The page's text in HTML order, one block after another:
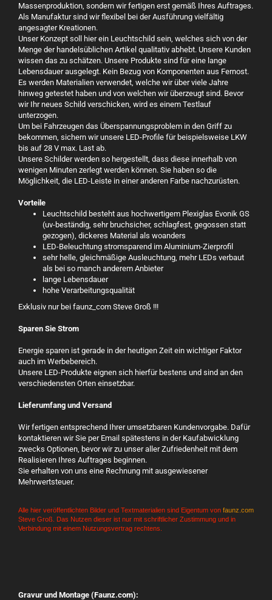
Massenproduktion, sondern wir fertigen erst gemäß Ihres Auftrages.
Als Manufaktur sind wir flexibel bei der Ausführung vielfältig
angesagter Kreationen.
Unser Konzept soll hier ein Leuchtschild sein, welches sich von der
Menge der handelsüblichen Artikel qualitativ abhebt. Unsere Kunden
wissen das zu schätzen. Unsere Produkte sind für eine lange
Lebensdauer ausgelegt. Kein Bezug von Komponenten aus Fernost.
Es werden Materialien verwendet, welche wir über viele Jahre
hinweg getestet haben und von welchen wir überzeugt sind. Bevor
wir Ihr neues Schild verschicken, wird es einem Testlauf
unterzogen.
Um bei Fahrzeugen das Überspannungsproblem in den Griff zu
bekommen, sichern wir unsere LED-Profile für beispielsweise LKW
bis auf 28 V max. Last ab.
Unsere Schilder werden so hergestellt, dass diese innerhalb von
wenigen Minuten zerlegt werden können. Sie haben so die
Möglichkeit, die LED-Leiste in einer anderen Farbe nachzurüsten.
Vorteile
Leuchtschild besteht aus hochwertigem Plexiglas Evonik GS
(uv-beständig, sehr bruchsicher, schlagfest, gegossen statt
gezogen), dickeres Material als woanders
LED-Beleuchtung stromsparend im Aluminium-Zierprofil
sehr helle, gleichmäßige Ausleuchtung, mehr LEDs verbaut
als bei so manch anderem Anbieter
lange Lebensdauer
hohe Verarbeitungsqualität
Exklusiv nur bei faunz_com Steve Groß !!!
Sparen Sie Strom
Energie sparen ist gerade in der heutigen Zeit ein wichtiger Faktor
auch im Werbebereich.
Unsere LED-Produkte eignen sich hierfür bestens und sind an den
verschiedensten Orten einsetzbar.
Lieferumfang und Versand
Wir fertigen entsprechend Ihrer umsetzbaren Kundenvorgabe. Dafür
kontaktieren wir Sie per Email spätestens in der Kaufabwicklung
zwecks Optionen, bevor wir zu unser aller Zufriedenheit mit dem
Realisieren Ihres Auftrages beginnen.
Sie erhalten von uns eine Rechnung mit ausgewiesener
Mehrwertsteuer.
Alle hier veröffentlichten Bilder und Textmaterialien sind Eigentum von faunz.com
Steve Groß. Das Nutzen dieser ist nur mit schriftlicher Zustimmung und in
Verbindung mit einem Nutzungsvertrag rechtens.
Gravur und Montage (Faunz.com):